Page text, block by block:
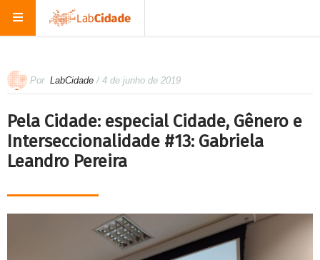
Por LabCidade / 4 de junho de 2019
Pela Cidade: especial Cidade, Gênero e
Interseccionalidade #13: Gabriela
Leandro Pereira